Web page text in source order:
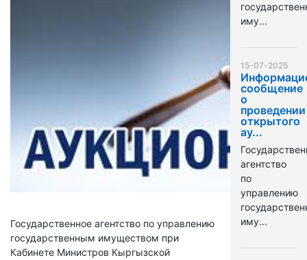
Государственное агентство по управлению
государственным имуществом при
Кабинете Министров Кыргызской
иму...
15-07-2025
сообщение
о
проведении
открытого
ау...
агентство
по
управлению
иму...